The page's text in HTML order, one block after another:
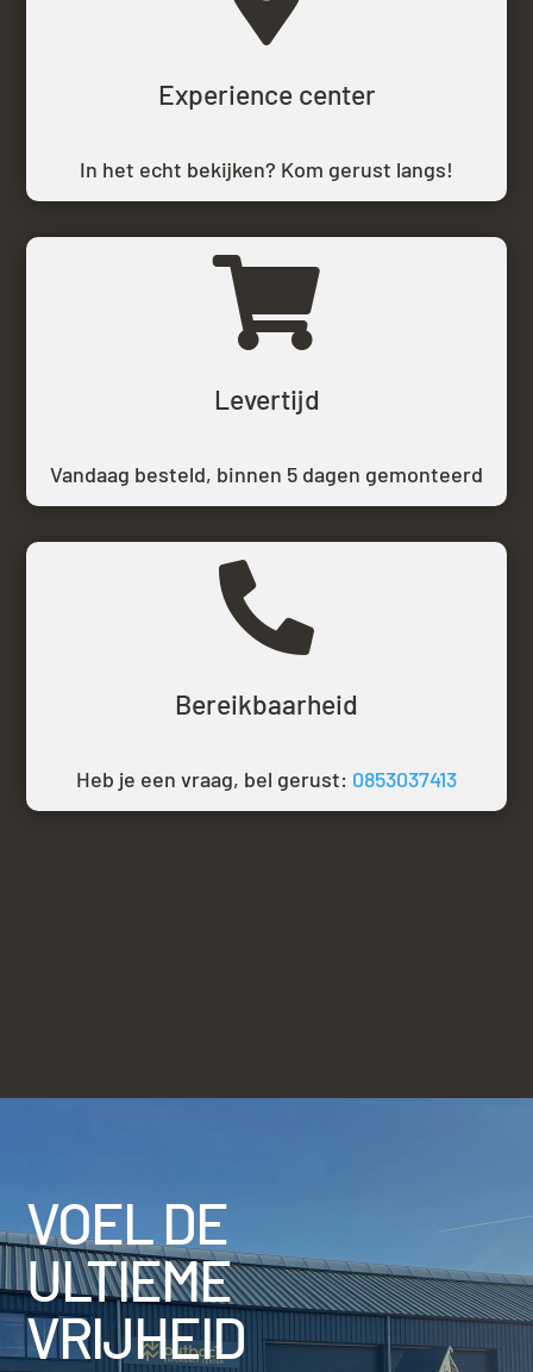
Experience center
In het echt bekijken? Kom gerust langs!

Levertijd
Vandaag besteld, binnen 5 dagen gemonteerd

Bereikbaarheid
Heb je een vraag, bel gerust: 0853037413
VOEL DE
ULTIEME
VRIJHEID